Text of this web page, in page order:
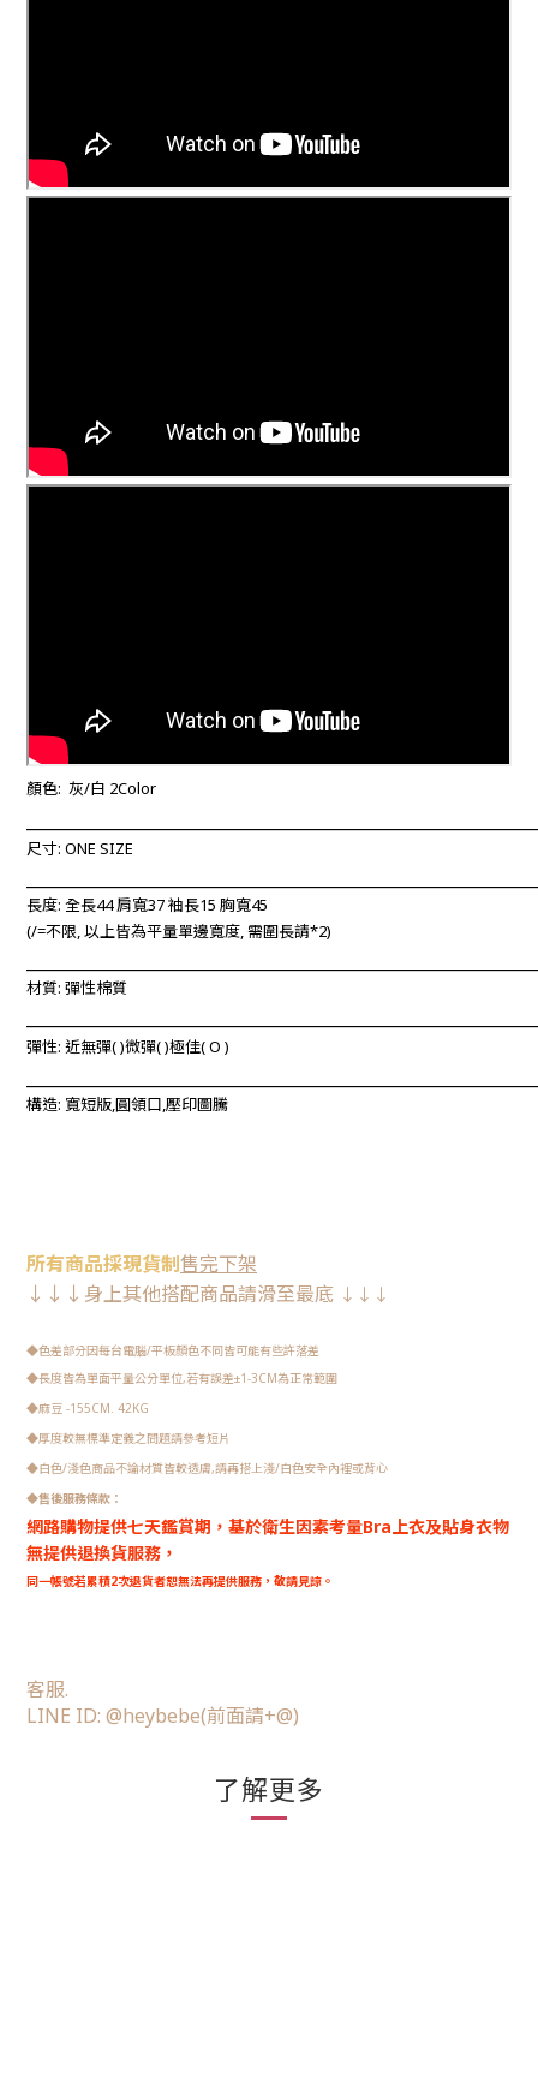
顏色: 灰/白 2Color
尺寸: ONE SIZE
長度: 全長44 肩寬37 袖長15 胸寬45
(/=不限, 以上皆為平量單邊寬度, 需圍長請*2)
材質: 彈性棉質
彈性: 近無彈()微彈()極佳(O )
構造: 寬短版,圓領口,壓印圖騰
所有商品採現貨制售完下架
↓↓↓ 身上其他搭配商品請滑至最底 ↓↓↓
◆色差部分因每台電腦/平板顏色不同皆可能有些許落差
◆長度皆為單面平量公分單位,若有誤差±1-3CM為正常範圍
◆麻豆 -155CM. 42KG
◆厚度較無標準定義之問題請參考短片
◆白色/淺色商品不論材質皆較透膚,請再搭上淺/白色安全內裡或背心
◆售後服務條款：
網路購物提供七天鑑賞期， 基於衛生因素考量Bra上衣及貼身衣物
無提供退換貨服務，
同一帳號若累積2次退貨者恕無法再提供服務，敬請見諒。
客服.
LINE ID: @heybebe(前面請+@)
了解更多